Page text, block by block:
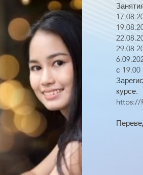
29.08
с 19.00
курсе.
https://